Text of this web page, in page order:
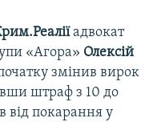
адвокат
«Агора» Олексій
змінив вирок
штраф з 10 до
від покарання у